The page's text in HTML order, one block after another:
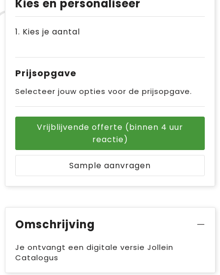
Kies en personaliseer
1. Kies je aantal
Prijsopgave
Selecteer jouw opties voor de prijsopgave.
Vrijblijvende offerte (binnen 4 uur
reactie)
Sample aanvragen
Omschrijving
Je ontvangt een digitale versie Jollein
Catalogus